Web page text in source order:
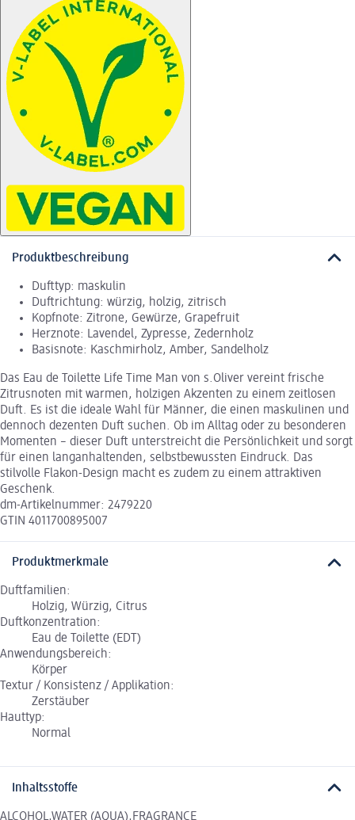
Produktbeschreibung
Dufttyp: maskulin
Duftrichtung: würzig, holzig, zitrisch
Kopfnote: Zitrone, Gewürze, Grapefruit
Herznote: Lavendel, Zypresse, Zedernholz
Basisnote: Kaschmirholz, Amber, Sandelholz
Das Eau de Toilette Life Time Man von s.Oliver vereint frische
Zitrusnoten mit warmen, holzigen Akzenten zu einem zeitlosen
Duft. Es ist die ideale Wahl für Männer, die einen maskulinen und
dennoch dezenten Duft suchen. Ob im Alltag oder zu besonderen
Momenten – dieser Duft unterstreicht die Persönlichkeit und sorgt
für einen langanhaltenden, selbstbewussten Eindruck. Das
stilvolle Flakon-Design macht es zudem zu einem attraktiven
Geschenk.
dm-Artikelnummer: 2479220
GTIN 4011700895007
Produktmerkmale
Duftfamilien:
Holzig, Würzig, Citrus
Duftkonzentration:
Eau de Toilette (EDT)
Anwendungsbereich:
Körper
Textur / Konsistenz / Applikation:
Zerstäuber
Hauttyp:
Normal
Inhaltsstoffe
ALCOHOL,WATER (AQUA),FRAGRANCE